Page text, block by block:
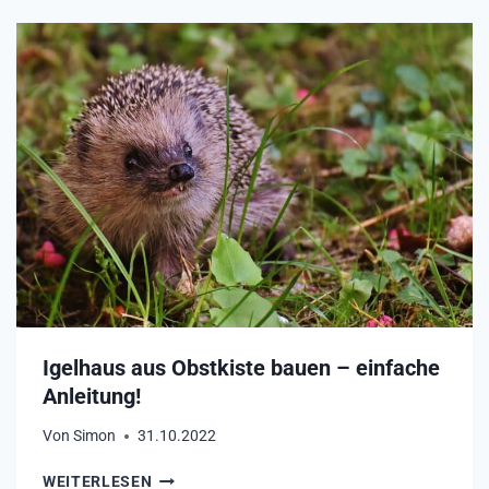
U
B
E
A
C
H
T
E
N
?
S
N
I
G
E
L
M
Ä
U
S
E
?
Igelhaus aus Obstkiste bauen – einfache
Anleitung!
Von Simon 31.10.2022
WEITERLESEN